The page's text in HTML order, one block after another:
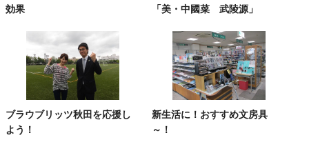
効果
「美・中國菜 武陵源」
ブラウブリッツ秋田を応援し
よう！
新生活に！おすすめ文房具
～！